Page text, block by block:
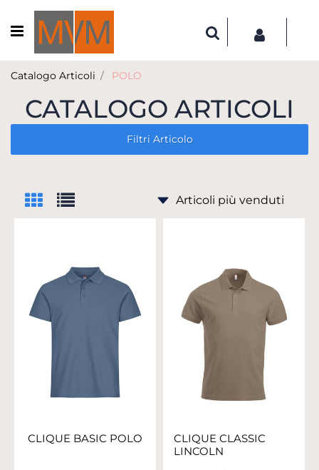
Open menu
Catalogo Articoli POLO
CATALOGO ARTICOLI
Filtri Articolo
CLIQUE BASIC POLO
CLIQUE CLASSIC
LINCOLN